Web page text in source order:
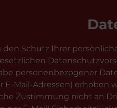
Schutz Ihrer
personenbezogener
E-Mail-Adressen)
Zustimmung nicht an